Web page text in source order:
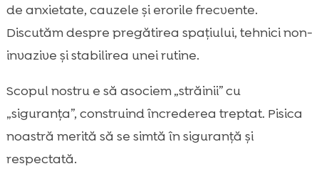
creșterea încrederii
Cum îi ghidăm pe musafiri să interacționeze
corect cu pisica noastră
veterinar, comportamentalist, semne de
alarmă
 Alimentația ca suport pentru echilibru și
confort: CricksyCat în rutina noastră
de anxietate, cauzele și erorile frecvente.
Discutăm despre pregătirea spațiului, tehnici non-
invazive și stabilirea unei rutine.
Scopul nostru e să asociem „străinii” cu
„siguranța”, construind încrederea treptat. Pisica
noastră merită să se simtă în siguranță și
respectată.